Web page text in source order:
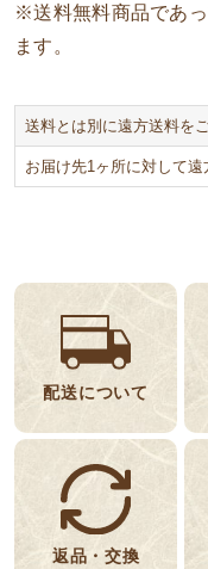
※送料無料商品であ
ます。
送料とは別に遠方送料を
お届け先1ヶ所に対して遠
配送について
返品・交換